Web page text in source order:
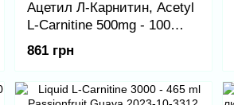
Ацетил Л-Карнитин, Acetyl
L-Carnitine 500mg - 100
vcaps
861 грн